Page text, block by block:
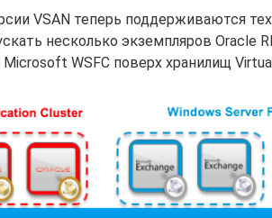
VSAN теперь поддерживаются
несколько экземпляров Oracle
WSFC поверх хранилищ